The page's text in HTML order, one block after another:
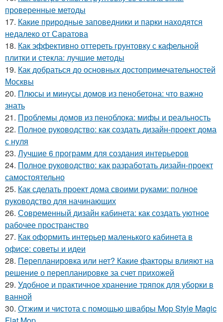
проверенные методы
17. Какие природные заповедники и парки находятся
недалеко от Саратова
18. Как эффективно оттереть грунтовку с кафельной
плитки и стекла: лучшие методы
19. Как добраться до основных достопримечательностей
Москвы
20. Плюсы и минусы домов из пенобетона: что важно
знать
21. Проблемы домов из пеноблока: мифы и реальность
22. Полное руководство: как создать дизайн-проект дома
с нуля
23. Лучшие 6 программ для создания интерьеров
24. Полное руководство: как разработать дизайн-проект
самостоятельно
25. Как сделать проект дома своими руками: полное
руководство для начинающих
26. Современный дизайн кабинета: как создать уютное
рабочее пространство
27. Как оформить интерьер маленького кабинета в
офисе: советы и идеи
28. Перепланировка или нет? Какие факторы влияют на
решение о перепланировке за счет прихожей
29. Удобное и практичное хранение тряпок для уборки в
ванной
30. Отжим и чистота с помощью швабры Mop Style Magic